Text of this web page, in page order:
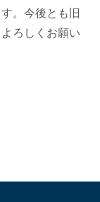
。今後とも旧
ろしくお願い